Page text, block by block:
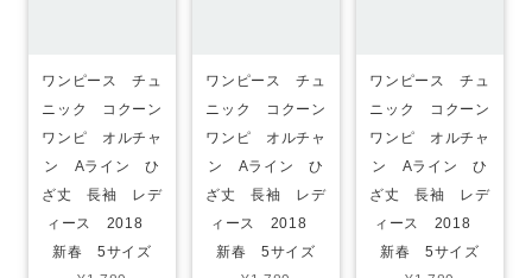
ワンピース チュ
ニック コクーン
ワンピ オルチャ
ン Aライン ひ
ざ丈 長袖 レデ
ィース 2018
新春 5サイズ
ワンピース チュ
ニック コクーン
ワンピ オルチャ
ン Aライン ひ
ざ丈 長袖 レデ
ィース 2018
新春 5サイズ
ワンピース チュ
ニック コクーン
ワンピ オルチャ
ン Aライン ひ
ざ丈 長袖 レデ
ィース 2018
新春 5サイズ